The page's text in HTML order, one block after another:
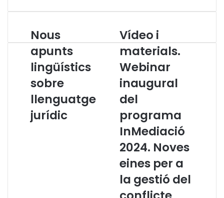
N
o
u
s
p
u
n
Nous
apunts
lingüístics
sobre
llenguatge
jurídic
V
í
d
e
m
a
e
r
i
l
Vídeo i
materials.
Webinar
inaugural
del
programa
InMediació
2024. Noves
eines per a
la gestió del